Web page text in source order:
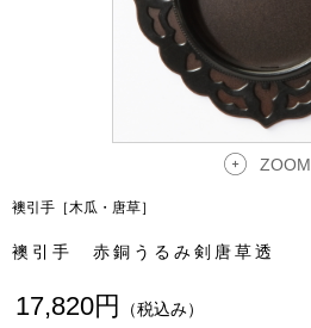
ZOOM
襖引手［木瓜・唐草］
襖引手 赤銅うるみ剣唐草透
17,820円
（税込み）